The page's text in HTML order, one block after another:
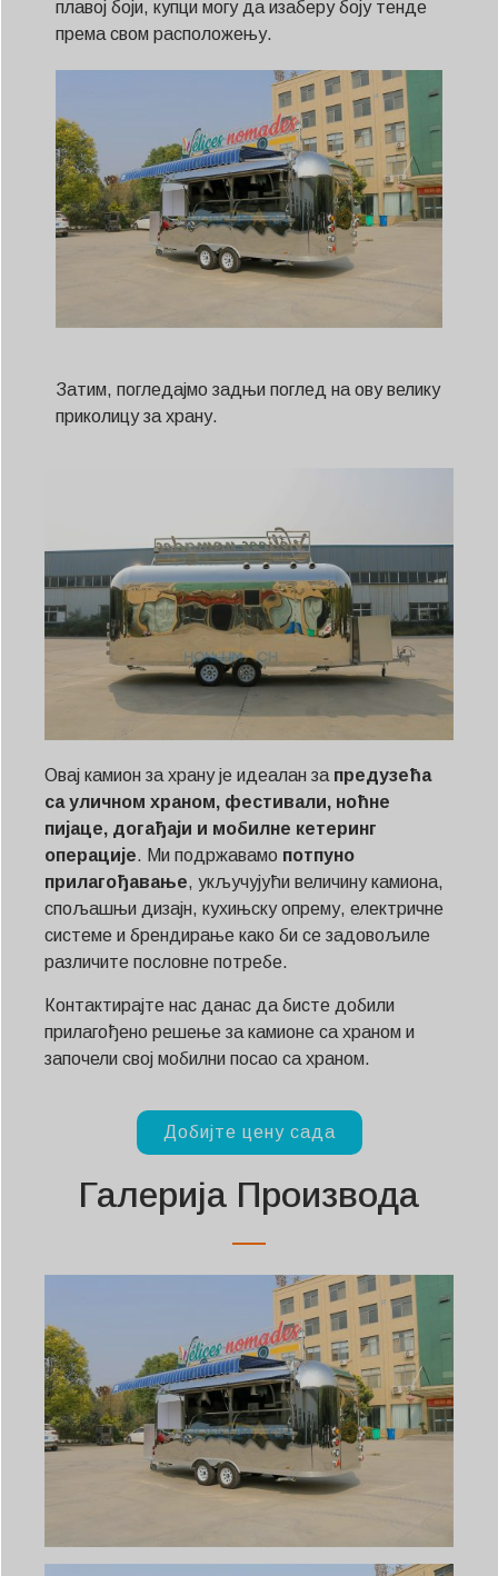
плавој боји, купци могу да изаберу боју тенде
према свом расположењу.
Затим, погледајмо задњи поглед на ову велику
приколицу за храну.
Овај камион за храну је идеалан за предузећа
са уличном храном, фестивали, ноћне
пијаце, догађаји и мобилне кетеринг
операције. Ми подржавамо потпуно
прилагођавање, укључујући величину камиона,
спољашњи дизајн, кухињску опрему, електричне
системе и брендирање како би се задовољиле
различите пословне потребе.
Контактирајте нас данас да бисте добили
прилагођено решење за камионе са храном и
започели свој мобилни посао са храном.
Добијте цену сада
Галерија Производа